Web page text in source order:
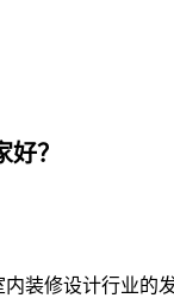
？
装修设计行业